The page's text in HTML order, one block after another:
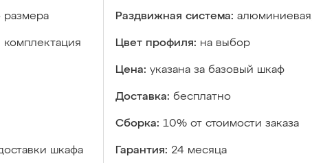
размера Раздвижная система:
комплектация Цвет профиля: на выбор
Цена: указана за базовый шкаф
Доставка: бесплатно
Сборка: 10% от стоимости заказа
шкафа Гарантия: 24 месяца